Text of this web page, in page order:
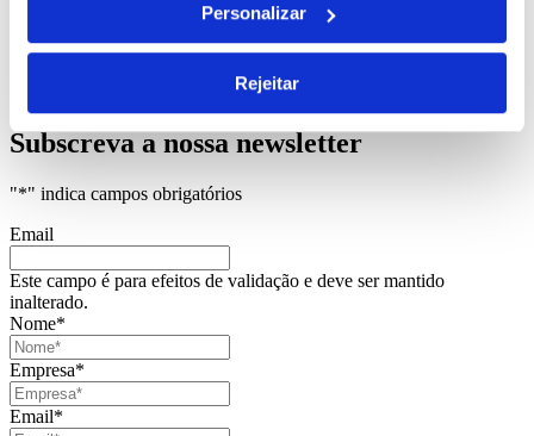
Personalizar
Rejeitar
A Minha Conta
Os Meus Orçamentos
Subscreva a nossa newsletter
"*" indica campos obrigatórios
Email
Este campo é para efeitos de validação e deve ser mantido
inalterado.
Nome*
Empresa*
Email*